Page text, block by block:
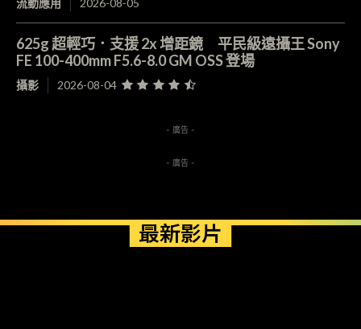
流動應用 2026-08-05
625g 超輕巧．支援 2x 增距鏡 平民級遠攝王 Sony
FE 100-400mm F5.6-8.0 GM OSS 登場
攝影 2026-08-04
- 廣告 -
- 廣告 -
最新影片